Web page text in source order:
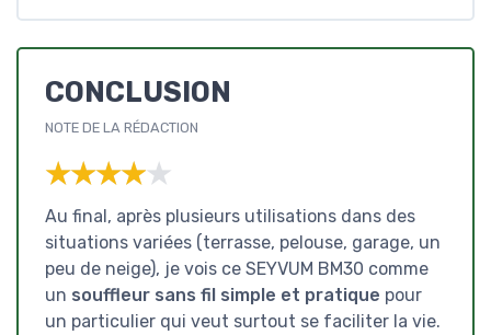
CONCLUSION
NOTE DE LA RÉDACTION
★★★★★
★★★★★
Au final, après plusieurs utilisations dans des
situations variées (terrasse, pelouse, garage, un
peu de neige), je vois ce SEYVUM BM30 comme
un souffleur sans fil simple et pratique pour
un particulier qui veut surtout se faciliter la vie.